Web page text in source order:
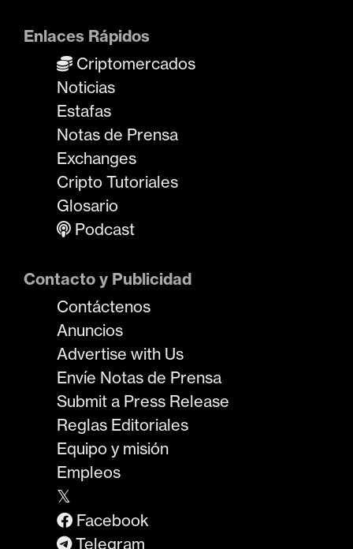
Enlaces Rápidos
Criptomercados
Noticias
Estafas
Notas de Prensa
Exchanges
Cripto Tutoriales
Glosario
Podcast
Contacto y Publicidad
Contáctenos
Anuncios
Advertise with Us
Envíe Notas de Prensa
Submit a Press Release
Reglas Editoriales
Equipo y misión
Empleos
𝕏
Facebook
Telegram